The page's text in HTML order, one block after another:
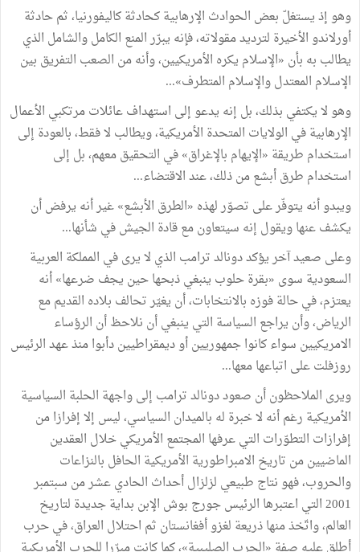
وهوإذيستغلّ بعض الحوادث الإرهابيةكحادثةكاليفورنيا،ثمحادثة
أورلاندوالأخيرة لترديدمقولاته،فإنه يبرّرالمنع الكاملوالشامل الذي
يطالب به بأن «الإسلام يكره الأمريكيين،وأنهمن الصعب التفريق بين
الإسلام المعتدلوالإسلام المتطرف»
...
وهولايكتفي بذلك،بل إنه يدعوإلى استهدافعائلاتمرتكبي الأعمال
الإرهابيةفي الولايات المتحدة الأمريكية،ويطالب لافقط،بالعودة إلى
استخدام طريقة «الإيهام بالإغراق»في التحقيقمعهم،بل إلى
استخدام طرقأبشعمنذلك،عندالاقتضاء...
ويبدوأنه يتوفّرعلى تصوّرلهذه «الطرق الأبشع»غيرأنه يرفضأن
يكشفعنهاويقول إنه سيتعاونمعقادة الجيشفي شأنها...
وعلى صعيدآخريؤكددونالدترامب الذي لايرىفي المملكة العربية
السعودية سوى «بقرةحلوب ينبغيذبحهاحين يجف ضرعها»أنه
يعتزم،فيحالةفوزه بالانتخابات،أن يغيّرتحالف بلاده القديممع
الرياض،وأن يراجع السياسة التي ينبغيأن نلاحظأن الرؤساء
الامريكيين سواءكانواجمهوريينأوديمقراطييندأبوامنذعهدالرئيس
روزفلتعلى اتباعهامعها...
ويرى الملاحظونأن صعوددونالدترامب إلىواجهة الحلبة السياسية
الأمريكية رغمأنه لاخبرة له بالميدان السياسي،ليس إلاإفرازامن
إفرازات التطوّرات التيعرفها المجتمع الأمريكيخلال العقدين
الماضيينمن تاريخ الامبراطورية الأمريكية الحافل بالنزاعات
والحروب،فهونتاج طبيعي لزلزالأحداث الحاديعشرمن سبتمبر
2001التي اعتبرها الرئيسجورج بوش الإبن بدايةجديدة لتاريخ
العالم،واتّخذمنهاذريعة لغزوأفغانستان ثم احتلال العراق،فيحرب